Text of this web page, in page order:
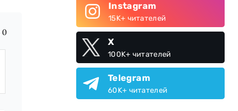
0
Instagram
15K+ читателей
X
100K+ читателей
Telegram
60K+ читателей